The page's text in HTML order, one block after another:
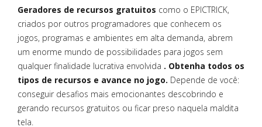
Geradores de recursos gratuitos como o EPICTRICK,
criados por outros programadores que conhecem os
jogos, programas e ambientes em alta demanda, abrem
um enorme mundo de possibilidades para jogos sem
qualquer finalidade lucrativa envolvida . Obtenha todos os
tipos de recursos e avance no jogo. Depende de você:
conseguir desafios mais emocionantes descobrindo e
gerando recursos gratuitos ou ficar preso naquela maldita
tela.